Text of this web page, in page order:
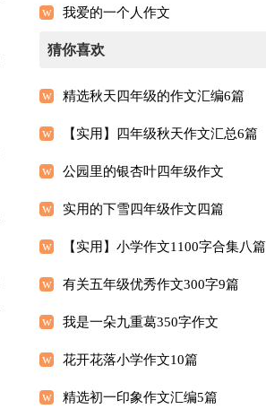
我爱的一个人作文
猜你喜欢
精选秋天四年级的作文汇编6篇
【实用】四年级秋天作文汇总6篇
公园里的银杏叶四年级作文
实用的下雪四年级作文四篇
【实用】小学作文1100字合集八篇
有关五年级优秀作文300字9篇
我是一朵九重葛350字作文
花开花落小学作文10篇
精选初一印象作文汇编5篇